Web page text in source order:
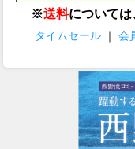
※送料については
タイムセール ｜ 会